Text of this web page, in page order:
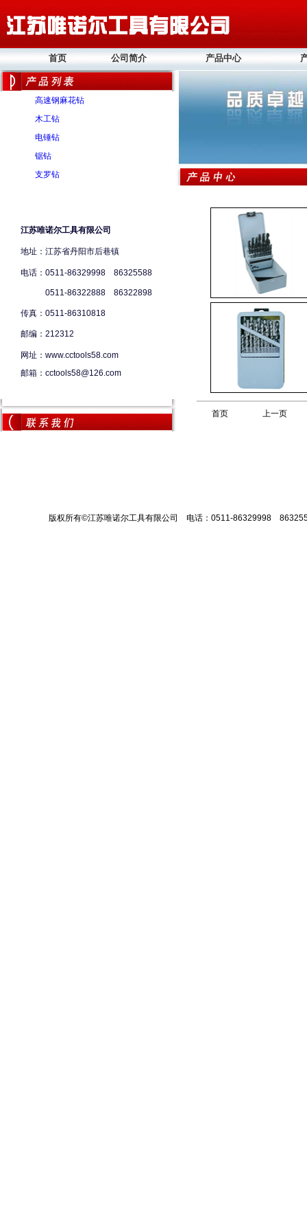
首页 公司简介 产品中心
高速钢麻花钻
木工钻
电锤钻
锯钻
支罗钻
江苏唯诺尔工具有限公司
地址：江苏省丹阳市后巷镇
电话：0511-86329998 86325588
0511-86322888 86322898
传真：0511-86310818
邮编：212312
网址：www.cctools58.com
邮箱：cctools58@126.com
首页 上一页
版权所有©江苏唯诺尔工具有限公司 电话：0511-86329998